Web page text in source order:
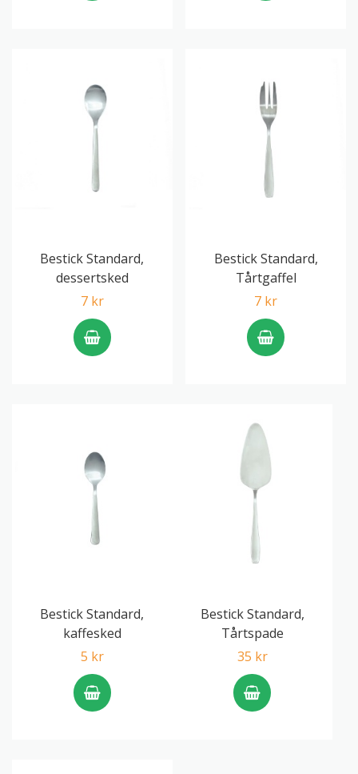
Bestick Standard,
dessertsked
7 kr
Bestick Standard,
Tårtgaffel
7 kr
Bestick Standard,
kaffesked
5 kr
Bestick Standard,
Tårtspade
35 kr